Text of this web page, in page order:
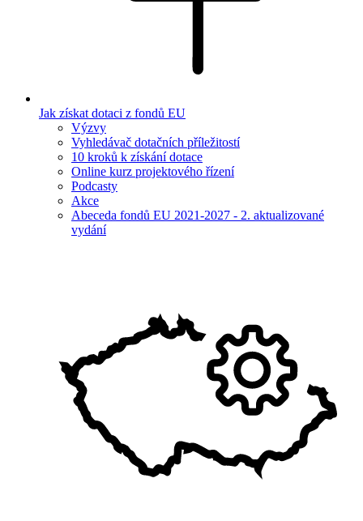
Jak získat dotaci z fondů EU
Výzvy
Vyhledávač dotačních příležitostí
10 kroků k získání dotace
Online kurz projektového řízení
Podcasty
Akce
Abeceda fondů EU 2021-2027 - 2. aktualizované
vydání